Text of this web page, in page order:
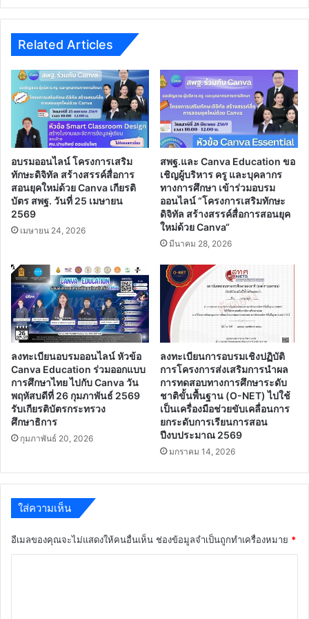
Related Articles
อบรมออนไลน์ โครงการเสริม
ทักษะดิจิทัล สร้างสรรค์สื่อการ
สอนยุคใหม่ด้วย Canva เกียรติ
บัตร สพฐ. วันที่ 25 เมษายน
2569
เมษายน 24, 2026
สพฐ.และ Canva Education ขอ
เชิญผู้บริหาร ครู และบุคลากร
ทางการศึกษา เข้าร่วมอบรม
ออนไลน์ “โครงการเสริมทักษะ
ดิจิทัล สร้างสรรค์สื่อการสอนยุค
ใหม่ด้วย Canva“
มีนาคม 28, 2026
ลงทะเบียนอบรมออนไลน์ หัวข้อ
Canva Education ร่วมออกแบบ
การศึกษาไทย ไปกับ Canva วัน
พฤหัสบดีที่ 26 กุมภาพันธ์ 2569
รับเกียรติบัตรกระทรวง
ศึกษาธิการ
กุมภาพันธ์ 20, 2026
ลงทะเบียนการอบรมเชิงปฏิบัติ
การโครงการส่งเสริมการนำผล
การทดสอบทางการศึกษาระดับ
ชาติขั้นพื้นฐาน (O-NET) ไปใช้
เป็นเครื่องมือช่วยขับเคลื่อนการ
ยกระดับการเรียนการสอน
ปีงบประมาณ 2569
มกราคม 14, 2026
ใส่ความเห็น
อีเมลของคุณจะไม่แสดงให้คนอื่นเห็น ช่องข้อมูลจำเป็นถูกทำเครื่องหมาย *